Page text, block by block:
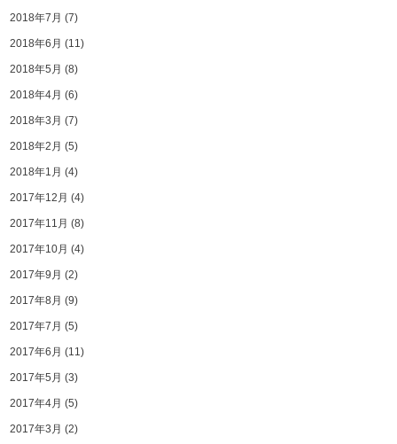
2018年7月 (7)
2018年6月 (11)
2018年5月 (8)
2018年4月 (6)
2018年3月 (7)
2018年2月 (5)
2018年1月 (4)
2017年12月 (4)
2017年11月 (8)
2017年10月 (4)
2017年9月 (2)
2017年8月 (9)
2017年7月 (5)
2017年6月 (11)
2017年5月 (3)
2017年4月 (5)
2017年3月 (2)